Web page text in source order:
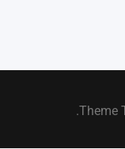
Theme
.